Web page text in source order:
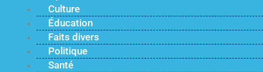
Culture
Éducation
Faits divers
Politique
Santé